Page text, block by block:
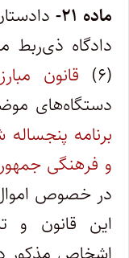
ماده ۲۱-
دادگاه
(۶)
قانون
دستگاه‌های
برنامه
و فرهنگی
این قانون و